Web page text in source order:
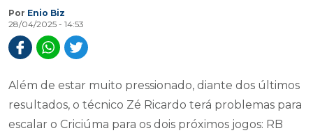
Por Enio Biz
28/04/2025 - 14:53
Além de estar muito pressionado, diante dos últimos
resultados, o técnico Zé Ricardo terá problemas para
escalar o Criciúma para os dois próximos jogos: RB